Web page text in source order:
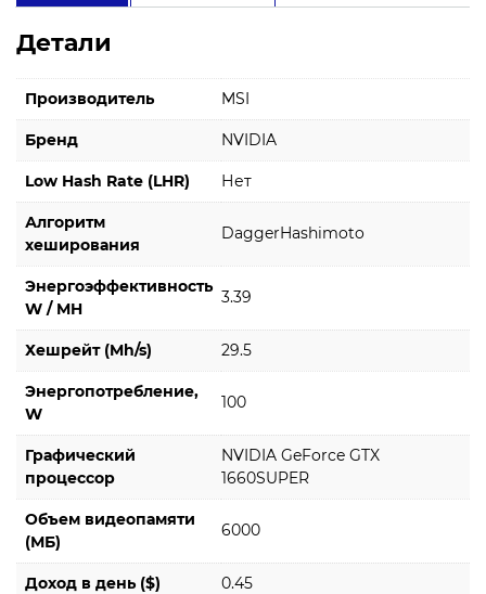
Детали
Производитель MSI
Бренд NVIDIA
Low Hash Rate (LHR) Нет
Алгоритм
хеширования
DaggerHashimoto
Энергоэффективность
W / MH
3.39
Хешрейт (Mh/s) 29.5
Энергопотребление,
W
100
Графический
процессор
NVIDIA GeForce GTX
1660SUPER
Объем видеопамяти
(МБ)
6000
Доход в день ($) 0.45